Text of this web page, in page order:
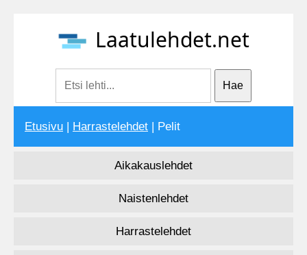
Laatulehdet.net
Etusivu Harrastelehdet | Pelit
Aikakauslehdet
Naistenlehdet
Harrastelehdet